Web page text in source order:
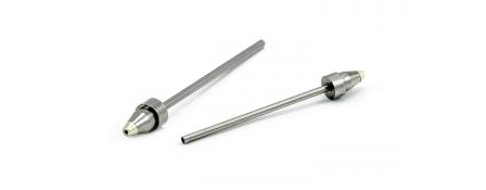
klasické řada 900-T
Aoyue B003A+